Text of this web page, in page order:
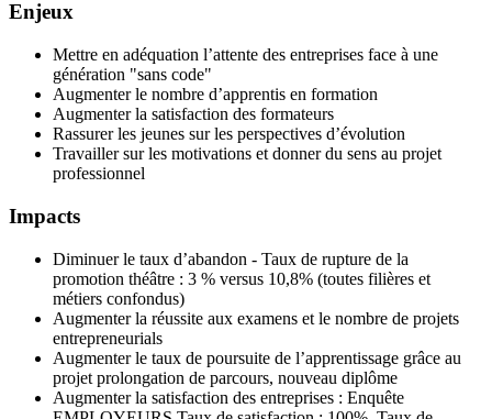
Enjeux
Mettre en adéquation l’attente des entreprises face à une
génération "sans code"
Augmenter le nombre d’apprentis en formation
Augmenter la satisfaction des formateurs
Rassurer les jeunes sur les perspectives d’évolution
Travailler sur les motivations et donner du sens au projet
professionnel
Impacts
Diminuer le taux d’abandon - Taux de rupture de la
promotion théâtre : 3 % versus 10,8% (toutes filières et
métiers confondus)
Augmenter la réussite aux examens et le nombre de projets
entrepreneurials
Augmenter le taux de poursuite de l’apprentissage grâce au
projet prolongation de parcours, nouveau diplôme
Augmenter la satisfaction des entreprises : Enquête